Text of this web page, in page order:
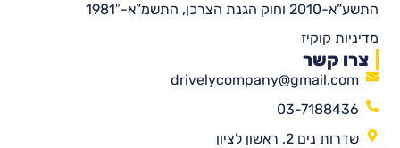
התשע”א-2010 וחוק הגנת הצרכן, התשמ”א-1981″
מדיניות קוקיז
צרו קשר
drivelycompany@gmail.com
03-7188436
שדרות נים 2, ראשון לציון